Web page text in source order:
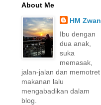
About Me
HM Zwan
Ibu dengan
dua anak,
suka
memasak,
jalan-jalan dan memotret
makanan lalu
mengabadikan dalam
blog.